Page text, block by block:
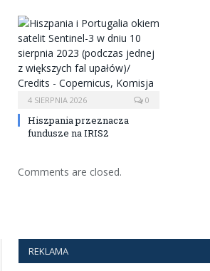
4 SIERPNIA 2026 0
Hiszpania przeznacza
fundusze na IRIS2
Comments are closed.
REKLAMA